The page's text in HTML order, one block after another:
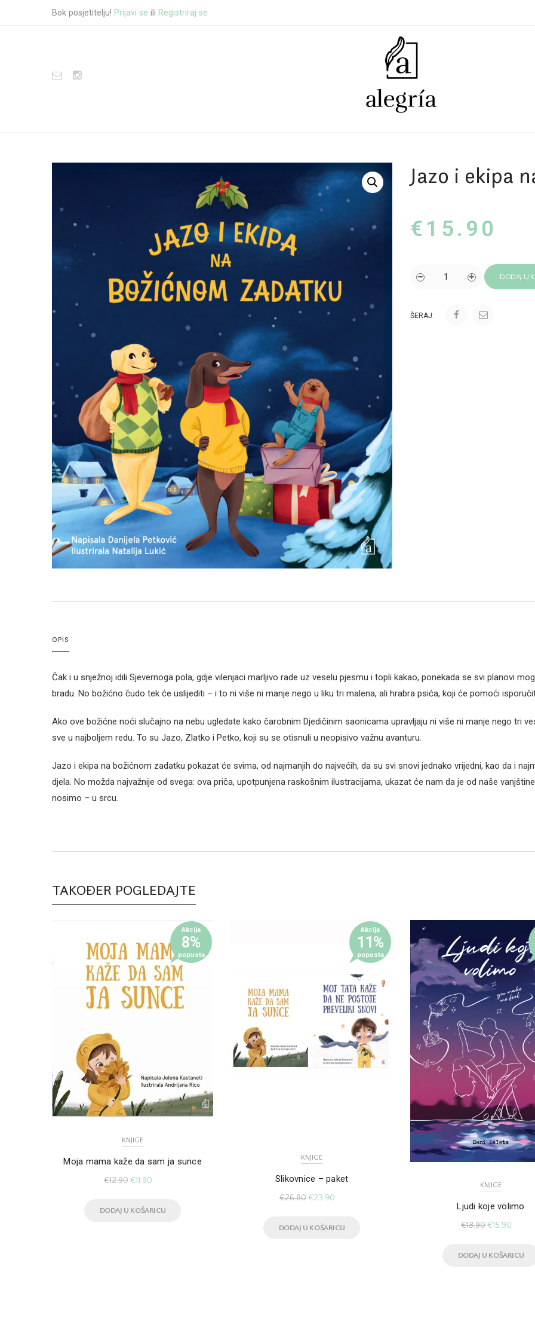
Bok posjetitelju! Prijavi se ili Registriraj se
Jazo i ekipa
€ 15.90
DODAJ U
ŠERAJ:
OPIS
Čak i u snježnoj idili Sjevernoga pola, gdje vilenjaci marljivo rade uz veselu pjesmu i topli kakao, ponekada se svi planovi
bradu. No božićno čudo tek će uslijediti – i to ni više ni manje nego u liku tri malena, ali hrabra psića, koji će pomoći
Ako ove božićne noći slučajno na nebu ugledate kako čarobnim Djedičinim saonicama upravljaju ni više ni manje nego tri
sve u najboljem redu. To su Jazo, Zlatko i Petko, koji su se otisnuli u neopisivo važnu avanturu.
Jazo i ekipa na božićnom zadatku pokazat će svima, od najmanjih do najvećih, da su svi snovi jednako vrijedni, kao da i
djela. No možda najvažnije od svega: ova priča, upotpunjena raskošnim ilustracijama, ukazat će nam da je od naše
nosimo – u srcu.
TAKOĐER POGLEDAJTE
Akcija
8%
popusta
KNJIGE
Moja mama kaže da sam ja sunce
€12.90€11.90
DODAJ U KOŠARICU
Akcija
11%
popusta
KNJIGE
Slikovnice – paket
€26.80€23.90
DODAJ U KOŠARICU
KNJIGE
Ljudi koje volimo
€18.90€15.90
DODAJ U KOŠARICU